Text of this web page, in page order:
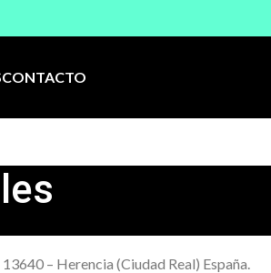
CONTACTO
– Herencia (Ciudad Real) España.